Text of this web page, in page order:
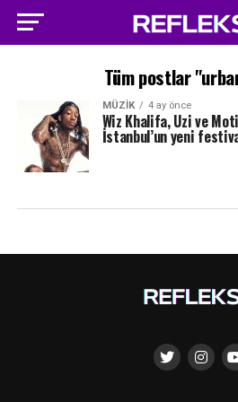
Tüm postlar
MÜZIK 4 ay önce
Wiz Khalifa, Uzi ve
İstanbul’un yeni